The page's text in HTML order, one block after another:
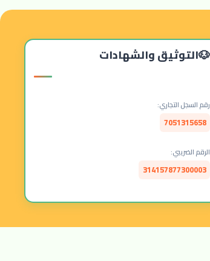
التوثيق والشهادات
رقم السجل التجاري:
7051315658
الرقم الضريبي:
314157877300003